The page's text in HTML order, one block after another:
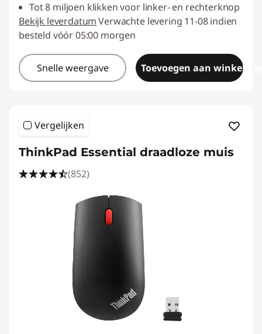
Tot 8 miljoen klikken voor linker- en rechterknop
Bekijk leverdatumVerwachte levering 11-08 indien
besteld vóór 05:00 morgen
Snelle weergave Toevoegen aan
Vergelijken
ThinkPad Essential draadloze muis
(852)